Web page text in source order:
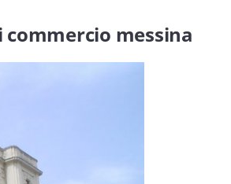
messina